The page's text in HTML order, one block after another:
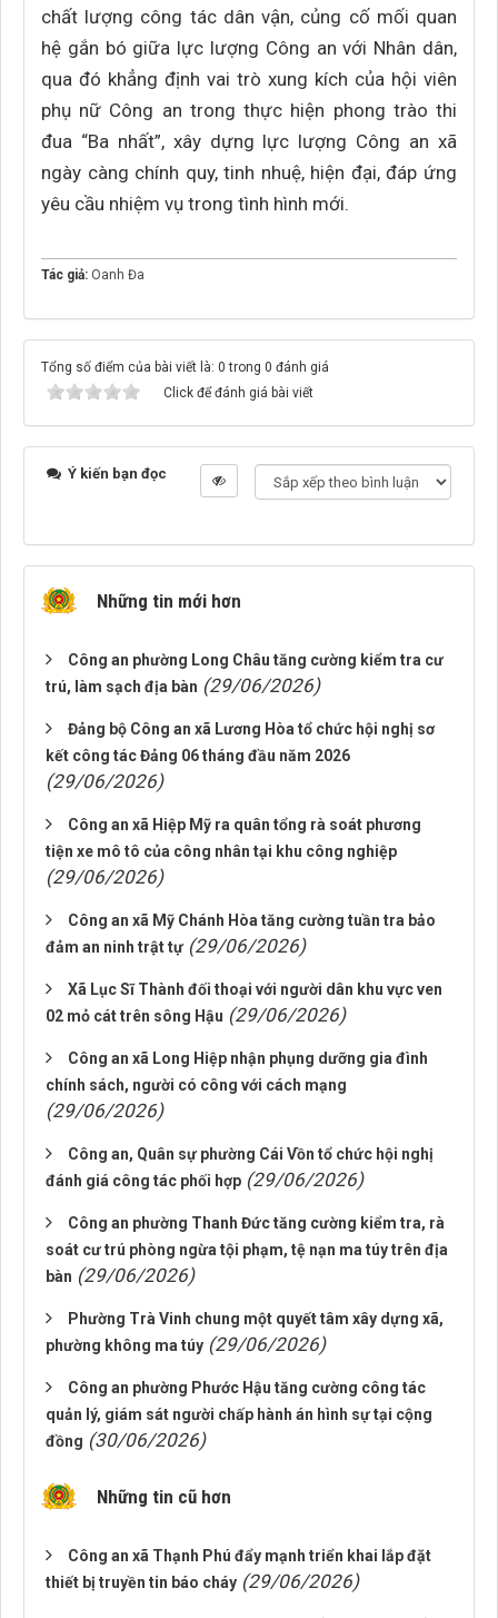
chất lượng công tác dân vận, củng cố mối quan
hệ gắn bó giữa lực lượng Công an với Nhân dân,
qua đó khẳng định vai trò xung kích của hội viên
phụ nữ Công an trong thực hiện phong trào thi
đua “Ba nhất”, xây dựng lực lượng Công an xã
ngày càng chính quy, tinh nhuệ, hiện đại, đáp ứng
yêu cầu nhiệm vụ trong tình hình mới.
Tác giả: Oanh Đa
Tổng số điểm của bài viết là: 0 trong 0 đánh giá
Click để đánh giá bài viết
Ý kiến bạn đọc
Những tin mới hơn
Công an phường Long Châu tăng cường kiểm tra cư
trú, làm sạch địa bàn (29/06/2026)
Đảng bộ Công an xã Lương Hòa tổ chức hội nghị sơ
kết công tác Đảng 06 tháng đầu năm 2026
(29/06/2026)
Công an xã Hiệp Mỹ ra quân tổng rà soát phương
tiện xe mô tô của công nhân tại khu công nghiệp
(29/06/2026)
Công an xã Mỹ Chánh Hòa tăng cường tuần tra bảo
đảm an ninh trật tự (29/06/2026)
Xã Lục Sĩ Thành đối thoại với người dân khu vực ven
02 mỏ cát trên sông Hậu (29/06/2026)
Công an xã Long Hiệp nhận phụng dưỡng gia đình
chính sách, người có công với cách mạng
(29/06/2026)
Công an, Quân sự phường Cái Vồn tổ chức hội nghị
đánh giá công tác phối hợp (29/06/2026)
Công an phường Thanh Đức tăng cường kiểm tra, rà
soát cư trú phòng ngừa tội phạm, tệ nạn ma túy trên địa
bàn (29/06/2026)
Phường Trà Vinh chung một quyết tâm xây dựng xã,
phường không ma túy (29/06/2026)
Công an phường Phước Hậu tăng cường công tác
quản lý, giám sát người chấp hành án hình sự tại cộng
đồng (30/06/2026)
Những tin cũ hơn
Công an xã Thạnh Phú đẩy mạnh triển khai lắp đặt
thiết bị truyền tin báo cháy (29/06/2026)